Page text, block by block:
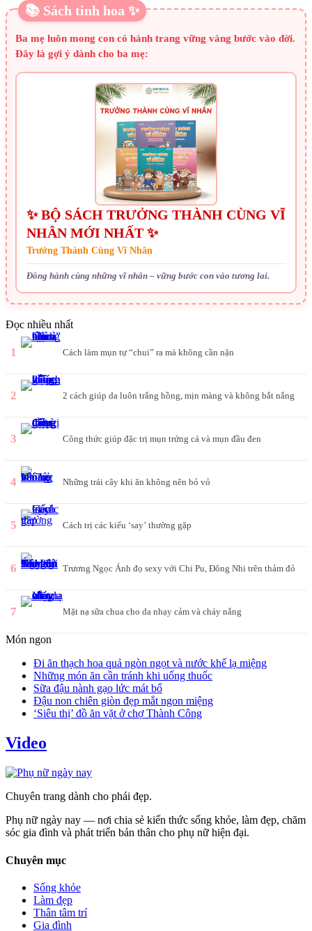
📚 Sách tinh hoa ✨
Ba mẹ luôn mong con có hành trang vững vàng bước vào đời.
Đây là gợi ý dành cho ba mẹ:
✨ BỘ SÁCH TRƯỞNG THÀNH CÙNG VĨ
NHÂN MỚI NHẤT ✨
Trưởng Thành Cùng Vĩ Nhân
Đồng hành cùng những vĩ nhân – vững bước con vào tương lai.
Đọc nhiều nhất
1 Cách làm mụn tự “chui” ra mà không cần nặn
2 2 cách giúp da luôn trắng hồng, mịn màng và không bắt nắng
3 Công thức giúp đặc trị mụn trứng cá và mụn đầu đen
4 Những trái cây khi ăn không nên bỏ vỏ
5 Cách trị các kiểu ‘say’ thường gặp
6 Trương Ngọc Ánh đọ sexy với Chi Pu, Đông Nhi trên thảm đỏ
7 Mặt nạ sữa chua cho da nhạy cảm và cháy nắng
Món ngon
Đi ăn thạch hoa quả ngòn ngọt và nước khế lạ miệng
Những món ăn cần tránh khi uống thuốc
Sữa đậu nành gạo lức mát bổ
Đậu non chiên giòn đẹp mắt ngon miệng
‘Siêu thị’ đồ ăn vặt ở chợ Thành Công
Video
Chuyên trang dành cho phái đẹp.
Phụ nữ ngày nay — nơi chia sẻ kiến thức sống khỏe, làm đẹp, chăm
sóc gia đình và phát triển bản thân cho phụ nữ hiện đại.
Chuyên mục
Sống khỏe
Làm đẹp
Thân tâm trí
Gia đình